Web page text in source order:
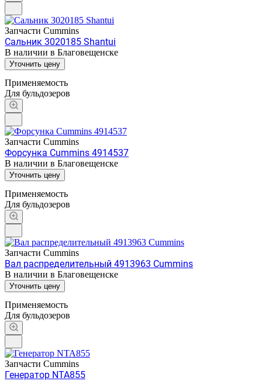
Запчасти Cummins
Сальник 3020185 Shantui
В наличии в Благовещенске
Уточнить цену
Применяемость
Для бульдозеров
Запчасти Cummins
Форсунка Cummins 4914537
В наличии в Благовещенске
Уточнить цену
Применяемость
Для бульдозеров
Запчасти Cummins
Вал распределительный 4913963 Cummins
В наличии в Благовещенске
Уточнить цену
Применяемость
Для бульдозеров
Запчасти Cummins
Генератор NTA855